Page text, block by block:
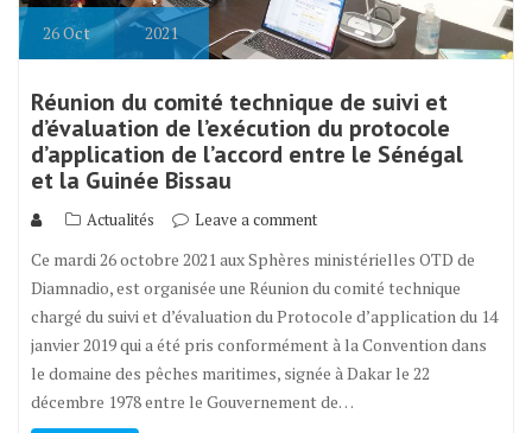
26Oct 2021
Réunion du comité technique de suivi et
d’évaluation de l’exécution du protocole
d’application de l’accord entre le Sénégal
et la Guinée Bissau
Actualités Leave a comment
Ce mardi 26 octobre 2021 aux Sphères ministérielles OTD de
Diamnadio, est organisée une Réunion du comité technique
chargé du suivi et d’évaluation du Protocole d’application du 14
janvier 2019 qui a été pris conformément à la Convention dans
le domaine des pêches maritimes, signée à Dakar le 22
décembre 1978 entre le Gouvernement de…